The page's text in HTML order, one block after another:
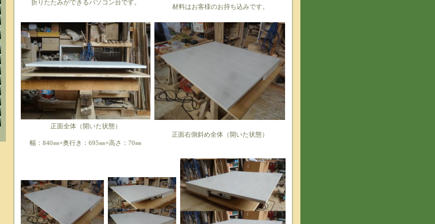
折りたたみができるパソコン台です。
材料はお客様のお持ち込みです。
正面全体（開いた状態）
幅：840㎜×奥行き：695㎜×高さ：70㎜
正面右側斜め全体（開いた状態）